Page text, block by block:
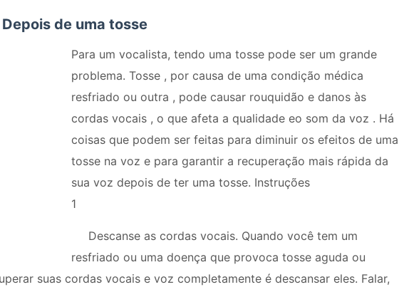
de uma tosse
Para um vocalista, tendo uma tosse pode ser um grande
problema. Tosse , por causa de uma condição médica
resfriado ou outra , pode causar rouquidão e danos às
cordas vocais , o que afeta a qualidade eo som da voz . Há
coisas que podem ser feitas para diminuir os efeitos de uma
tosse na voz e para garantir a recuperação mais rápida da
sua voz depois de ter uma tosse. Instruções
1
Descanse as cordas vocais. Quando você tem um
resfriado ou uma doença que provoca tosse aguda ou
suas cordas vocais e voz completamente é descansar eles. Falar,